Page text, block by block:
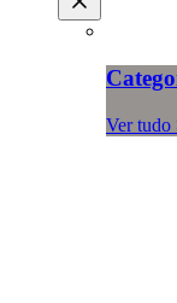
Ver tudo